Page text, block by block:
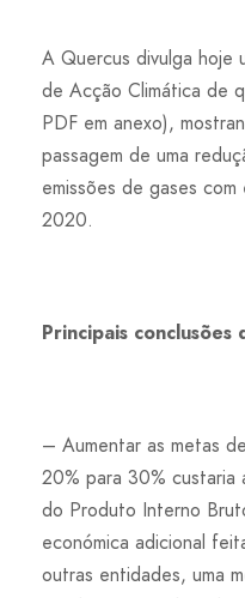
A Quercus divulga hoje
de Acção Climática de
PDF em anexo),
passagem de uma
emissões de gases
2020.
Principais conclusões
– Aumentar as metas
20% para 30%
do Produto Interno
económica adicional
outras entidades, uma